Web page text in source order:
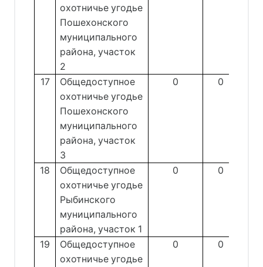
охотничье угодье
Пошехонского
муниципального
района, участок
2
17
Общедоступное
охотничье угодье
Пошехонского
муниципального
района, участок
3
0 0
18
Общедоступное
охотничье угодье
Рыбинского
муниципального
района, участок 1
0 0
19
Общедоступное
охотничье угодье
0 0